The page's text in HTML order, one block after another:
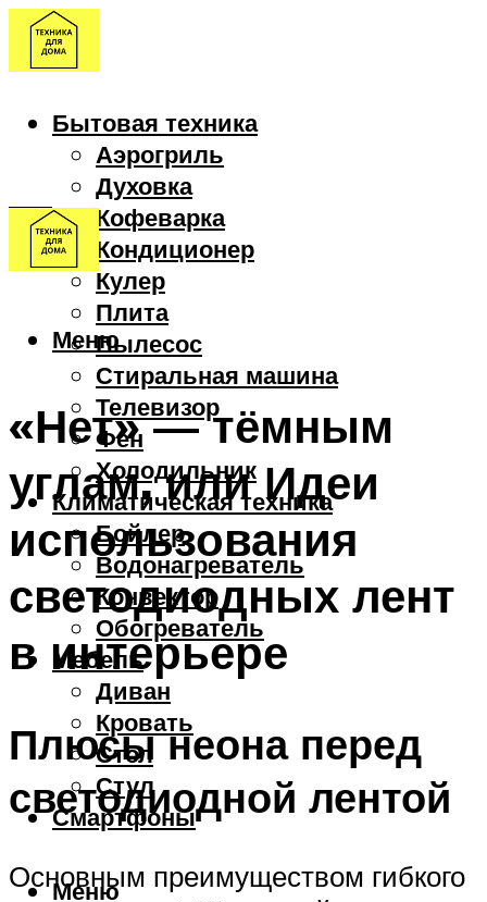
Бытовая техника
Аэрогриль
Духовка
Кофеварка
Кондиционер
Кулер
Плита
Пылесос
Стиральная машина
Телевизор
Фен
Холодильник
Климатическая техника
Бойлер
Водонагреватель
Конвектор
Обогреватель
Мебель
Диван
Кровать
Стол
Стул
Смартфоны
Меню
Меню
«Нет» — тёмным
углам, или Идеи
использования
светодиодных лент
в интерьере
Плюсы неона перед
светодиодной лентой
Основным преимуществом гибкого